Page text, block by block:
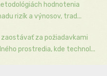
hodnotenia
rizík a výnosov, trad...
zaostávať za požiadavkami
prostredia, kde technol...